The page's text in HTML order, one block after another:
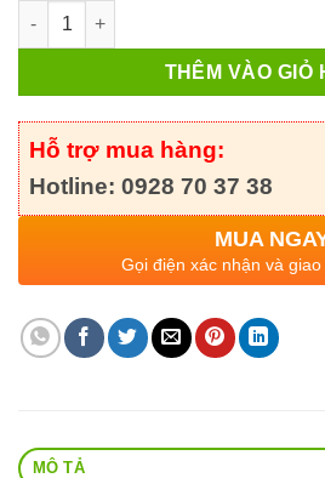
Cây Xạ Đen (Khô) số lượng
THÊM VÀO GIỎ
Hỗ trợ mua hàng:
Hotline: 0928 70 37 38
MUA
Gọi điện xác nhận và
MÔ TẢ